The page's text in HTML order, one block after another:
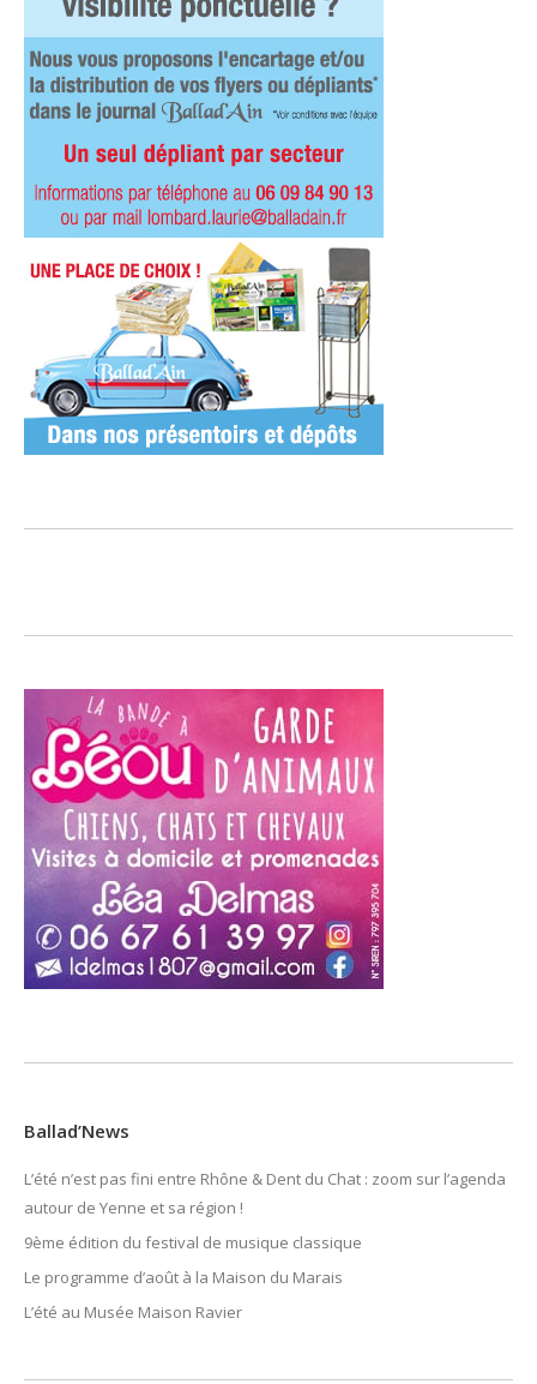
Ballad’News
L’été n’est pas fini entre Rhône & Dent du Chat : zoom sur l’agenda
autour de Yenne et sa région !
9ème édition du festival de musique classique
Le programme d’août à la Maison du Marais
L’été au Musée Maison Ravier